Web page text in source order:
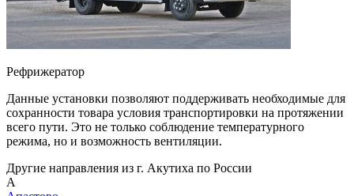
Рефрижератор
Данные установки позволяют поддерживать необходимые для
сохранности товара условия транспортировки на протяжении
всего пути. Это не только соблюдение температурного
режима, но и возможность вентиляции.
Другие направления из г. Акутиха по России
А